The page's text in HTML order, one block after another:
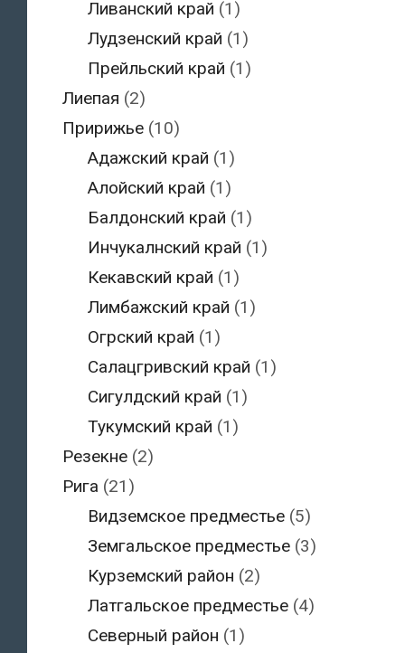
Ливанский край (1)
Лудзенский край (1)
Прейльский край (1)
Лиепая (2)
Пририжье(10)
Адажский край (1)
Алойский край (1)
Балдонский край (1)
Инчукалнский край (1)
Кекавский край (1)
Лимбажский край (1)
Огрский край (1)
Салацгривский край (1)
Сигулдский край (1)
Тукумский край (1)
Резекне(2)
Рига (21)
Видземское предместье (5)
Земгальское предместье (3)
Курземский район (2)
Латгальское предместье (4)
Северный район (1)